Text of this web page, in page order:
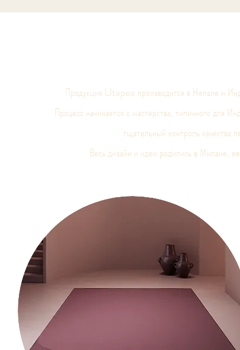
Продукция Utapea производится в Непале и
Процесс начинается с мастерства, типичного
тщательный контроль качества
Весь дизайн и идеи родились в Милане,